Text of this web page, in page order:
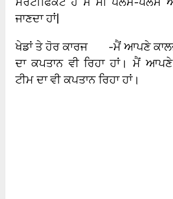
ਜਾਣਦਾ ਹਾਂ|
ਖੇਡਾਂ ਤੇ ਹੋਰ ਕਾਰਜ -ਮੈਂ ਆਪਣੇ ਕਾਲਜ
ਦਾ ਕਪਤਾਨ ਵੀ ਰਿਹਾ ਹਾਂ। ਮੈਂ
ਟੀਮ ਦਾ ਵੀ ਕਪਤਾਨ ਰਿਹਾ ਹਾਂ।